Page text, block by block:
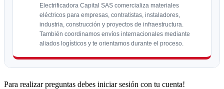
Electrificadora Capital SAS comercializa materiales
eléctricos para empresas, contratistas, instaladores,
industria, construcción y proyectos de infraestructura.
También coordinamos envíos internacionales mediante
aliados logísticos y te orientamos durante el proceso.
Para realizar preguntas debes iniciar sesión con tu cuenta!